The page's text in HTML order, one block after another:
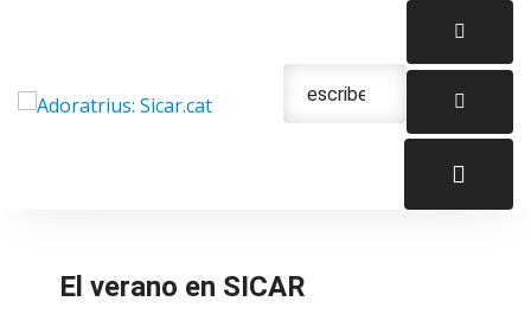
El verano en SICAR